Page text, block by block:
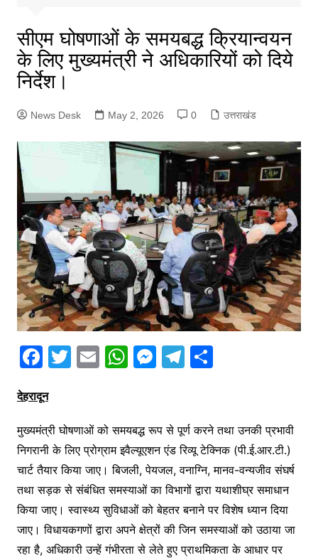
सीएम घोषणाओं के समयबद्ध क्रियान्वयन
के लिए मुख्यमंत्री ने अधिकारियों को दिये
निर्देश।
News Desk May 2, 2026 0 उत्तराखंड
F
c
e
b
o
o
k
T
er
E
l
W
s
A
p
p
M
s
e
n
g
er
T
gr
a
m
S
e
देहरादून
मुख्यमंत्री घोषणाओं को समयबद्ध रूप से पूर्ण करने तथा उनकी प्रभावी
निगरानी के लिए प्रोग्राम इवैल्यूएशन एंड रिव्यू टेक्निक (पी.ई.आर.टी.)
चार्ट तैयार किया जाए। बिजली, पेयजल, वनाग्नि, मानव-वन्यजीव संघर्ष
तथा सड़क से संबंधित समस्याओं का विभागों द्वारा यथाशीघ्र समाधान
किया जाए। स्वास्थ्य सुविधाओं को बेहतर बनाने पर विशेष ध्यान दिया
जाए। विधायकगणों द्वारा अपने क्षेत्रों की जिन समस्याओं को उठाया जा
रहा है, अधिकारी उन्हें गंभीरता से लेते हुए प्राथमिकता के आधार पर